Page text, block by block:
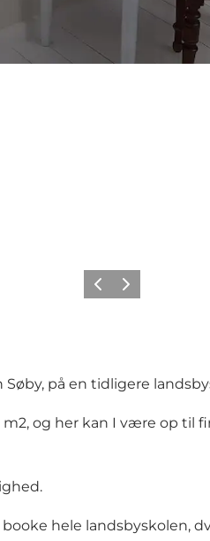
ForrigeNæste
på en tidligere
og her kan I være op til
hele landsbyskolen,